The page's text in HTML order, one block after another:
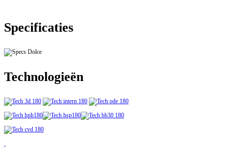
Specificaties
Technologieën